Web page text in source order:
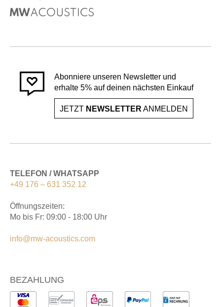
Abonniere unseren Newsletter und
erhalte 5% auf deinen nächsten Einkauf
JETZT NEWSLETTER ANMELDEN
TELEFON / WHATSAPP
+49 176 – 631 352 12
Öffnungszeiten:
Mo bis Fr: 09:00 - 18:00 Uhr
info@mw-acoustics.com
BEZAHLUNG